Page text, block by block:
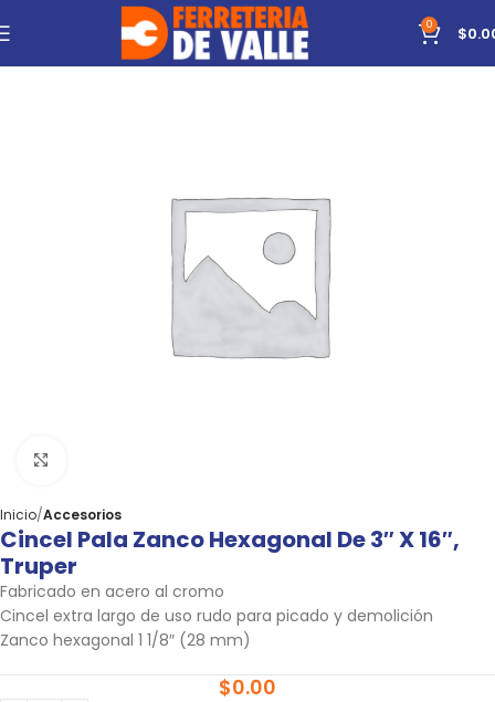
0 $
Inicio Accesorios
Cincel Pala Zanco Hexagonal De 3″ X 16″,
Truper
Fabricado en acero al cromo
Cincel extra largo de uso rudo para picado y demolición
Zanco hexagonal 1 1/8″ (28 mm)
$0.00